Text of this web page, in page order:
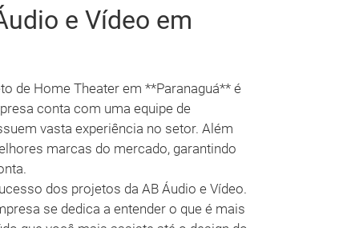
e Vídeo em
de Home Theater em **Paranaguá** é
conta com uma equipe de
vasta experiência no setor. Além
marcas do mercado, garantindo
dos projetos da AB Áudio e Vídeo.
se dedica a entender o que é mais